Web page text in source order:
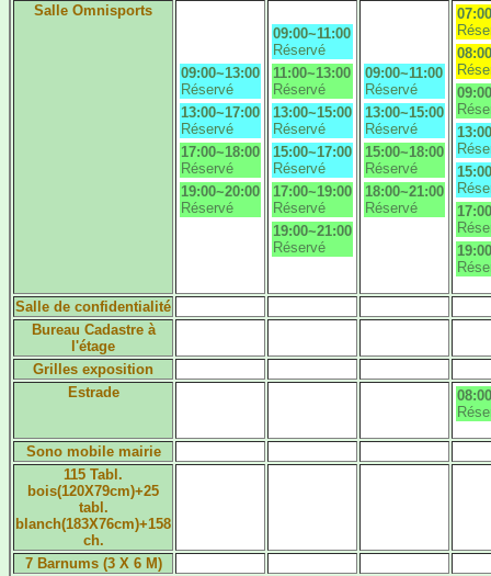
Salle Omnisports
09:00~13:00
Réservé
13:00~17:00
Réservé
17:00~18:00
Réservé
19:00~20:00
Réservé
09:00~11:00
Réservé
11:00~13:00
Réservé
13:00~15:00
Réservé
15:00~17:00
Réservé
17:00~19:00
Réservé
19:00~21:00
Réservé
09:00~11:00
Réservé
13:00~15:00
Réservé
15:00~18:00
Réservé
18:00~21:00
Réservé
Salle de confidentialité
Bureau Cadastre à
l'étage
Grilles exposition
Estrade
Sono mobile mairie
115 Tabl.
bois(120X79cm)+25
tabl.
blanch(183X76cm)+158
ch.
7 Barnums (3 X 6 M)